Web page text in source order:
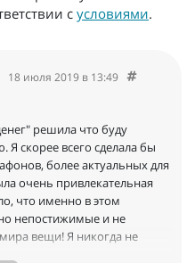
с условиями.
18 июля 2019 в 13:49
решила что буду
Я скорее всего сделала бы
более актуальных для
очень привлекательная
что именно в этом
непостижимые и не
вещи! Я никогда не